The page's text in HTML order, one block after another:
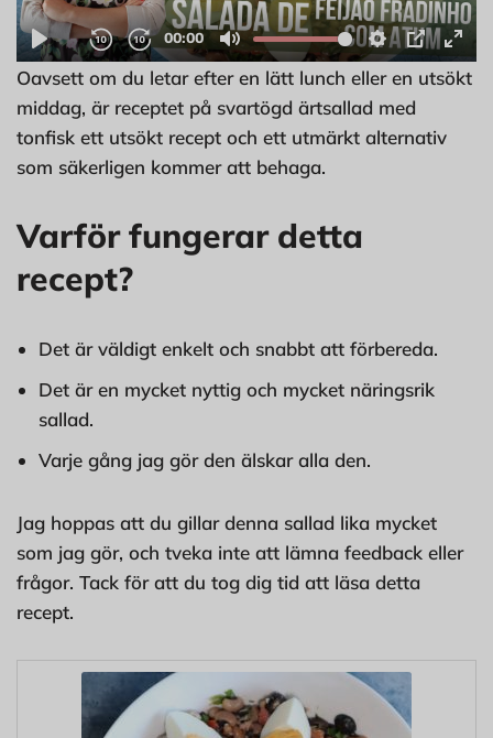
Oavsett om du letar efter en lätt lunch eller en utsökt
middag, är receptet på svartögd ärtsallad med
tonfisk ett utsökt recept och ett utmärkt alternativ
som säkerligen kommer att behaga.
Varför fungerar detta
recept?
Det är väldigt enkelt och snabbt att förbereda.
Det är en mycket nyttig och mycket näringsrik
sallad.
Varje gång jag gör den älskar alla den.
Jag hoppas att du gillar denna sallad lika mycket
som jag gör, och tveka inte att lämna feedback eller
frågor. Tack för att du tog dig tid att läsa detta
recept.